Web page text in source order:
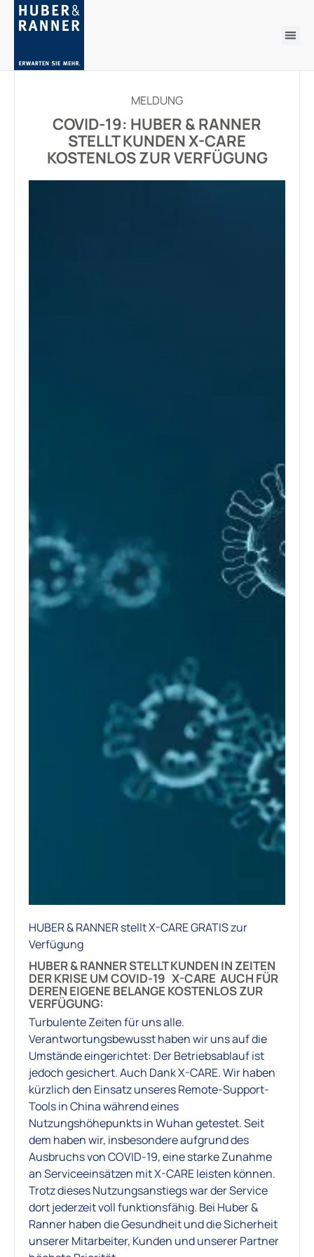
MELDUNG
COVID-19: HUBER & RANNER
STELLT KUNDEN X-CARE
KOSTENLOS ZUR VERFÜGUNG
HUBER & RANNER stellt X-CARE GRATIS zur
Verfügung
HUBER & RANNER STELLT KUNDEN IN ZEITEN
DER KRISE UM COVID-19 X-CARE AUCH FÜR
DEREN EIGENE BELANGE KOSTENLOS ZUR
VERFÜGUNG:
Turbulente Zeiten für uns alle.
Verantwortungsbewusst haben wir uns auf die
Umstände eingerichtet: Der Betriebsablauf ist
jedoch gesichert. Auch Dank X-CARE. Wir haben
kürzlich den Einsatz unseres Remote-Support-
Tools in China während eines
Nutzungshöhepunkts in Wuhan getestet. Seit
dem haben wir, insbesondere aufgrund des
Ausbruchs von COVID-19, eine starke Zunahme
an Serviceeinsätzen mit X-CARE leisten können.
Trotz dieses Nutzungsanstiegs war der Service
dort jederzeit voll funktionsfähig. Bei Huber &
Ranner haben die Gesundheit und die Sicherheit
unserer Mitarbeiter, Kunden und unserer Partner